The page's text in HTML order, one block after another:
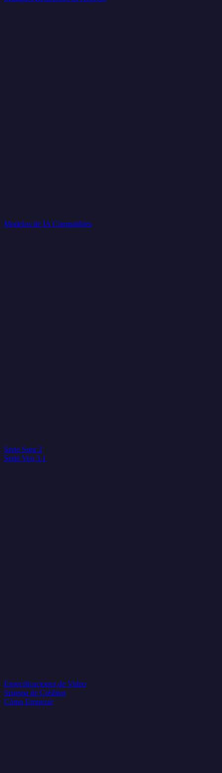
Modelos de IA Compatibles
Serie Sora 2
Serie Veo 3.1
Especificaciones de Video
Sistema de Créditos
Cómo Empezar